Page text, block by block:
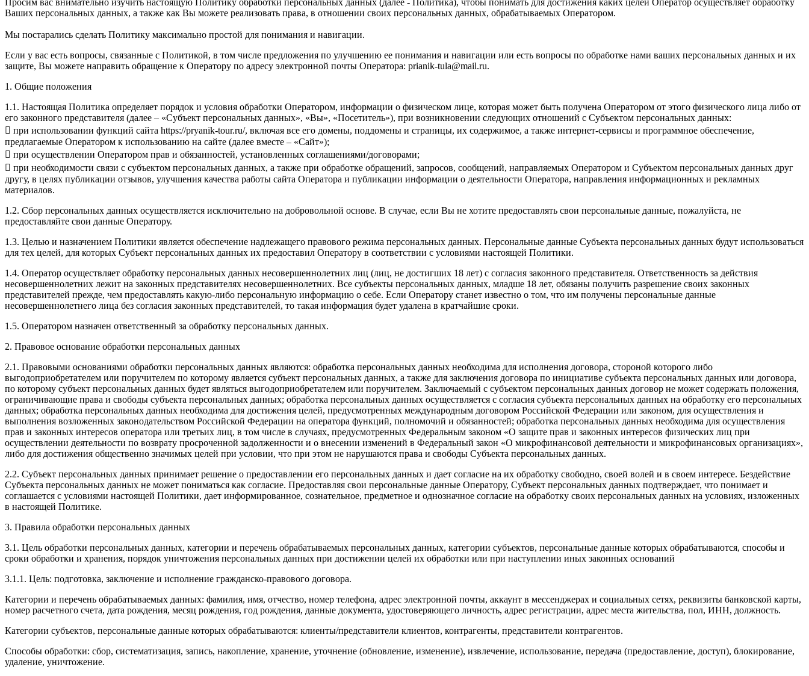
Ваших персональных данных, а также как Вы можете реализовать права, в отношении своих персональных данных, обрабатываемых Оператором.
Мы постарались сделать Политику максимально простой для понимания и навигации.
Если у вас есть вопросы, связанные с Политикой, в том числе предложения по улучшению ее понимания и навигации или есть вопросы по обработке нами ваших персональных данных и их
защите, Вы можете направить обращение к Оператору по адресу электронной почты Оператора: prianik-tula@mail.ru.
1. Общие положения
1.1. Настоящая Политика определяет порядок и условия обработки Оператором, информации о физическом лице, которая может быть получена Оператором от этого физического лица либо от
его законного представителя (далее – «Субъект персональных данных», «Вы», «Посетитель»), при возникновении следующих отношений с Субъектом персональных данных:
 при использовании функций сайта https://pryanik-tour.ru/, включая все его домены, поддомены и страницы, их содержимое, а также интернет-сервисы и программное обеспечение,
предлагаемые Оператором к использованию на сайте (далее вместе – «Сайт»);
 при осуществлении Оператором прав и обязанностей, установленных соглашениями/договорами;
 при необходимости связи с субъектом персональных данных, а также при обработке обращений, запросов, сообщений, направляемых Оператором и Субъектом персональных данных друг
другу, в целях публикации отзывов, улучшения качества работы сайта Оператора и публикации информации о деятельности Оператора, направления информационных и рекламных
материалов.
1.2. Сбор персональных данных осуществляется исключительно на добровольной основе. В случае, если Вы не хотите предоставлять свои персональные данные, пожалуйста, не
предоставляйте свои данные Оператору.
1.3. Целью и назначением Политики является обеспечение надлежащего правового режима персональных данных. Персональные данные Субъекта персональных данных будут использоваться
для тех целей, для которых Субъект персональных данных их предоставил Оператору в соответствии с условиями настоящей Политики.
1.4. Оператор осуществляет обработку персональных данных несовершеннолетних лиц (лиц, не достигших 18 лет) с согласия законного представителя. Ответственность за действия
несовершеннолетних лежит на законных представителях несовершеннолетних. Все субъекты персональных данных, младше 18 лет, обязаны получить разрешение своих законных
представителей прежде, чем предоставлять какую-либо персональную информацию о себе. Если Оператору станет известно о том, что им получены персональные данные
несовершеннолетнего лица без согласия законных представителей, то такая информация будет удалена в кратчайшие сроки.
1.5. Оператором назначен ответственный за обработку персональных данных.
2. Правовое основание обработки персональных данных
2.1. Правовыми основаниями обработки персональных данных являются: обработка персональных данных необходима для исполнения договора, стороной которого либо
выгодоприобретателем или поручителем по которому является субъект персональных данных, а также для заключения договора по инициативе субъекта персональных данных или договора,
по которому субъект персональных данных будет являться выгодоприобретателем или поручителем. Заключаемый с субъектом персональных данных договор не может содержать положения,
ограничивающие права и свободы субъекта персональных данных; обработка персональных данных осуществляется с согласия субъекта персональных данных на обработку его персональных
данных; обработка персональных данных необходима для достижения целей, предусмотренных международным договором Российской Федерации или законом, для осуществления и
выполнения возложенных законодательством Российской Федерации на оператора функций, полномочий и обязанностей; обработка персональных данных необходима для осуществления
прав и законных интересов оператора или третьих лиц, в том числе в случаях, предусмотренных Федеральным законом «О защите прав и законных интересов физических лиц при
осуществлении деятельности по возврату просроченной задолженности и о внесении изменений в Федеральный закон «О микрофинансовой деятельности и микрофинансовых организациях»,
либо для достижения общественно значимых целей при условии, что при этом не нарушаются права и свободы Субъекта персональных данных.
2.2. Субъект персональных данных принимает решение о предоставлении его персональных данных и дает согласие на их обработку свободно, своей волей и в своем интересе. Бездействие
Субъекта персональных данных не может пониматься как согласие. Предоставляя свои персональные данные Оператору, Субъект персональных данных подтверждает, что понимает и
соглашается с условиями настоящей Политики, дает информированное, сознательное, предметное и однозначное согласие на обработку своих персональных данных на условиях, изложенных
в настоящей Политике.
3. Правила обработки персональных данных
3.1. Цель обработки персональных данных, категории и перечень обрабатываемых персональных данных, категории субъектов, персональные данные которых обрабатываются, способы и
сроки обработки и хранения, порядок уничтожения персональных данных при достижении целей их обработки или при наступлении иных законных оснований
3.1.1. Цель: подготовка, заключение и исполнение гражданско-правового договора.
Категории и перечень обрабатываемых данных: фамилия, имя, отчество, номер телефона, адрес электронной почты, аккаунт в мессенджерах и социальных сетях, реквизиты банковской карты,
номер расчетного счета, дата рождения, месяц рождения, год рождения, данные документа, удостоверяющего личность, адрес регистрации, адрес места жительства, пол, ИНН, должность.
Категории субъектов, персональные данные которых обрабатываются: клиенты/представители клиентов, контрагенты, представители контрагентов.
Способы обработки: сбор, систематизация, запись, накопление, хранение, уточнение (обновление, изменение), извлечение, использование, передача (предоставление, доступ), блокирование,
удаление, уничтожение.